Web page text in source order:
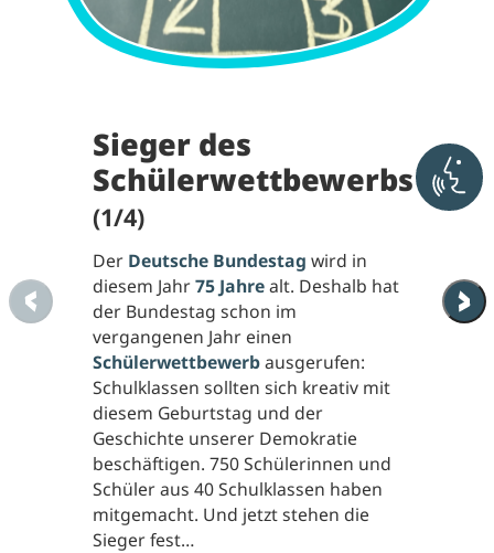
Sieger des
Schülerwettbewerbs
(1/4)
Der Deutsche Bundestag wird in
diesem Jahr75 Jahrealt. Deshalb hat
der Bundestag schon im
vergangenen Jahr einen
Schülerwettbewerbausgerufen:
Schulklassen sollten sich kreativ mit
diesem Geburtstag und der
Geschichte unserer Demokratie
beschäftigen. 750 Schülerinnen und
Schüler aus 40 Schulklassen haben
mitgemacht. Und jetzt stehen die
Sieger fest…